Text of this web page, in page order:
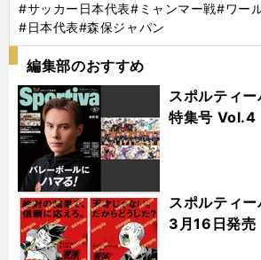
#サッカー日本代表#ミャンマー戦#ワー
#日本代表#森保ジャパン
編集部のおすすめ
スポルティ
特集号
スポルティ
3月16日発売